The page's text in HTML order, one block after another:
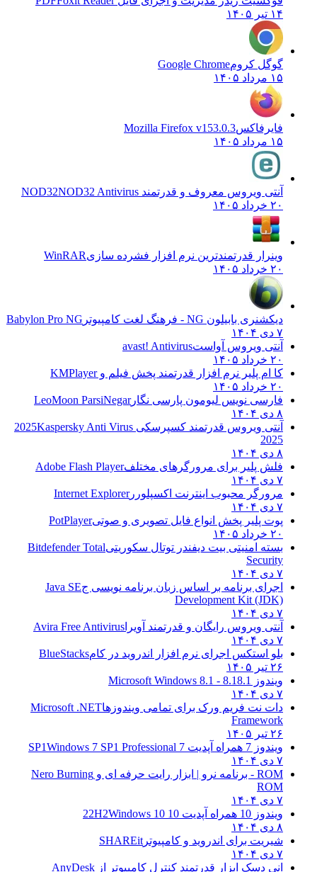
۱۴ تیر ۱۴۰۵
گوگل کرومGoogle Chrome
۱۵ مرداد ۱۴۰۵
فایرفاکسMozilla Firefox v153.0.3
۱۵ مرداد ۱۴۰۵
آنتی ویروس معروف و قدرتمند NOD32 NOD32 Antivirus
۲۰ خرداد ۱۴۰۵
وینرار قدرتمندترین نرم افزار فشرده سازیWinRAR
۲۰ خرداد ۱۴۰۵
دیکشنری بابیلون NG - فرهنگ لغت کامپیوتر
Babylon Pro NG
۷ دی ۱۴۰۴
آنتی ویروس آواستavast! Antivirus
۲۰ خرداد ۱۴۰۵
کا ام پلیر نرم افزار قدرتمند پخش فیلم وKMPlayer
۲۰ خرداد ۱۴۰۵
فارسی نویس لیومون پارسی نگارLeoMoon ParsiNegar
۸ دی ۱۴۰۴
آنتی ویروس قدرتمند کسپرسکی 2025 Kaspersky Anti Virus
2025
۸ دی ۱۴۰۴
فلش پلیر برای مرورگرهای مختلفAdobe Flash Player
۷ دی ۱۴۰۴
مرورگر محبوب اینترنت اکسپلوررInternet Explorer
۷ دی ۱۴۰۴
پوت پلیر پخش انواع فایل تصویری و صوتیPotPlayer
۲۰ خرداد ۱۴۰۵
بسته امنیتی بیت دیفندر توتال سکوریتیBitdefender Total
Security
۷ دی ۱۴۰۴
اجرای برنامه بر اساس زبان برنامه نویسی جJava SE
Development Kit (JDK)
۷ دی ۱۴۰۴
آنتی ویروس رایگان و قدرتمند آویرا Avira Free Antivirus
۷ دی ۱۴۰۴
بلو استکس اجرای نرم افزار اندروید در کامBlueStacks
۲۶ تیر ۱۴۰۵
ویندوز 8.1
8.1 - Microsoft Windows 8.1
۷ دی ۱۴۰۴
دات نت فریم ورک برای تمامی ویندوزهاMicrosoft .NET
Framework
۲۶ تیر ۱۴۰۵
ویندوز 7 همراه آپدیت 7 SP1
Windows 7 SP1 Professional
۷ دی ۱۴۰۴
ROM - برنامه نرو | ابزار رایت حرفه ای و
Nero Burning
ROM
۷ دی ۱۴۰۴
ویندوز 10 همراه آپدیت 10 22H2
Windows 10
۸ دی ۱۴۰۴
شیریت برای اندروید و کامپیوتر SHAREit
۷ دی ۱۴۰۴
انی دسک ابزار قدرتمند کنترل کامپیوتر از AnyDesk